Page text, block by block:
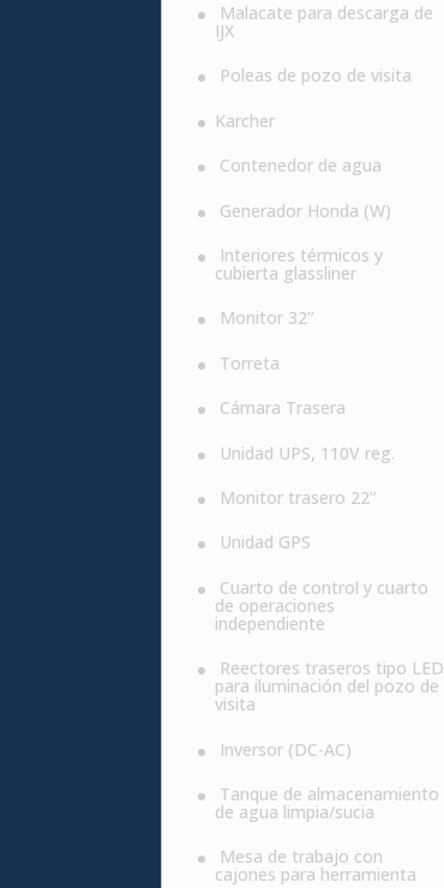
Malacate para descarga de
IJX
Poleas de pozo de visita
Karcher
Contenedor de agua
Generador Honda (W)
Interiores térmicos y
cubierta glassliner
Monitor 32’’
Torreta
Cámara Trasera
Unidad UPS, 110V reg.
Monitor trasero 22’’
Unidad GPS
Cuarto de control y cuarto
de operaciones
independiente
Reectores traseros tipo LED
para iluminación del pozo de
visita
Inversor (DC-AC)
Tanque de almacenamiento
de agua limpia/sucia
Mesa de trabajo con
cajones para herramienta